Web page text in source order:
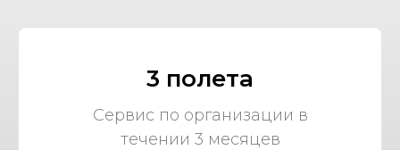
3 полета
Сервис по организации в
течении 3 месяцев